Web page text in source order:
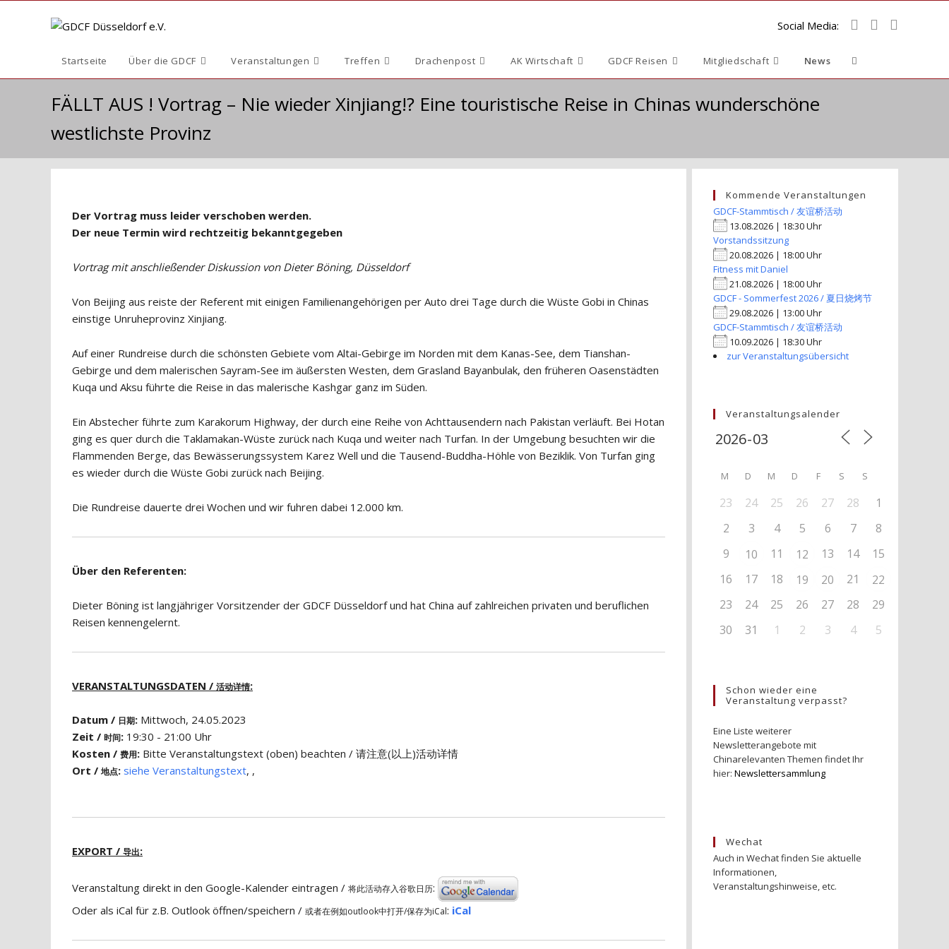
Social Media:
Startseite Über die GDCF Veranstaltungen Treffen Drachenpost AK Wirtschaft GDCF Reisen Mitgliedschaft News Website-
FÄLLT AUS ! Vortrag – Nie wieder Xinjiang!? Eine touristische Reise in Chinas wunderschöne
westlichste Provinz
Der Vortrag muss leider verschoben werden.
Der neue Termin wird rechtzeitig bekanntgegeben
Vortrag mit anschließender Diskussion von Dieter Böning, Düsseldorf
Von Beijing aus reiste der Referent mit einigen Familienangehörigen per Auto drei Tage durch die Wüste Gobi in Chinas
einstige Unruheprovinz Xinjiang.
Auf einer Rundreise durch die schönsten Gebiete vom Altai-Gebirge im Norden mit dem Kanas-See, dem Tianshan-
Gebirge und dem malerischen Sayram-See im äußersten Westen, dem Grasland Bayanbulak, den früheren Oasenstädten
Kuqa und Aksu führte die Reise in das malerische Kashgar ganz im Süden.
Ein Abstecher führte zum Karakorum Highway, der durch eine Reihe von Achttausendern nach Pakistan verläuft. Bei Hotan
ging es quer durch die Taklamakan-Wüste zurück nach Kuqa und weiter nach Turfan. In der Umgebung besuchten wir die
Flammenden Berge, das Bewässerungssystem Karez Well und die Tausend-Buddha-Höhle von Beziklik. Von Turfan ging
es wieder durch die Wüste Gobi zurück nach Beijing.
Die Rundreise dauerte drei Wochen und wir fuhren dabei 12.000 km.
Über den Referenten:
Dieter Böning ist langjähriger Vorsitzender der GDCF Düsseldorf und hat China auf zahlreichen privaten und beruflichen
Reisen kennengelernt.
VERANSTALTUNGSDATEN / 活动详情:
Datum / 日期: Mittwoch, 24.05.2023
Zeit / 时间: 19:30 - 21:00 Uhr
Kosten / 费用: Bitte Veranstaltungstext (oben) beachten / 请注意(以上)活动详情
Ort / 地点: siehe Veranstaltungstext, ,
EXPORT / 导出:
Veranstaltung direkt in den Google-Kalender eintragen / 将此活动存入谷歌日历:
Oder als iCal für z.B. Outlook öffnen/speichern / 或者在例如outlook中打开/保存为iCal: iCal
Kommende Veranstaltungen
GDCF-Stammtisch / 友谊桥活动
13.08.2026 | 18:30 Uhr
Vorstandssitzung
20.08.2026 | 18:00 Uhr
Fitness mit Daniel
21.08.2026 | 18:00 Uhr
GDCF - Sommerfest 2026 / 夏日烧烤节
29.08.2026 | 13:00 Uhr
GDCF-Stammtisch / 友谊桥活动
10.09.2026 | 18:30 Uhr
zur Veranstaltungsübersicht
Veranstaltungsalender
M D M D F S S
23 24 25 26 27 28
1
2
3 4 5 6 7
8
9
10 11 12 13 14
15
16
17 18 19 20 21
22
23
24 25 26 27 28
29
30
31 1 2 3 4 5
Schon wieder eine
Veranstaltung verpasst?
Eine Liste weiterer
Newsletterangebote mit
Chinarelevanten Themen findet Ihr
hier: Newslettersammlung
Wechat
Auch in Wechat finden Sie aktuelle
Informationen,
Veranstaltungshinweise, etc.